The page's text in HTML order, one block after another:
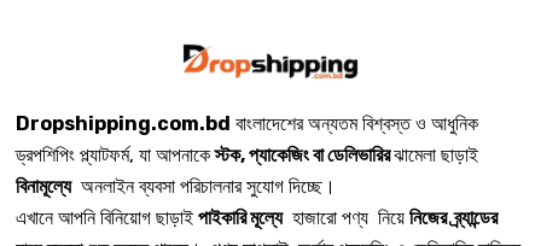
Dropshipping.com.bd বাংলাদেশের অন্যতম বিশ্বস্ত ও আধুনিক
ড্রপশিপিং প্ল্যাটফর্ম, যা আপনাকেস্টক, প্যাকেজিং বা ডেলিভারিরঝামেলা ছাড়াই
বিনামূল্যেঅনলাইন ব্যবসা পরিচালনার সুযোগ দিচ্ছে।
এখানে আপনি বিনিয়োগ ছাড়াই পাইকারি মূল্যেহাজারো পণ্য নিয়ে নিজের ব্র্যান্ডের